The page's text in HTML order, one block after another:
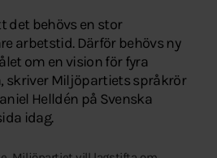
det behövs en stor
arbetstid. Därför behövs ny
om en vision för fyra
skriver Miljöpartiets språkrör
Helldén på Svenska
idag.